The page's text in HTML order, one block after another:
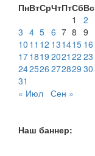
ПнВтСрЧтПтСбВс
1
2
3 4 5 6 7 8 9
10 11 12 131415 16
171819 2021 22 23
242526 272829 30
31
« Июл Сен »
Наш баннер: